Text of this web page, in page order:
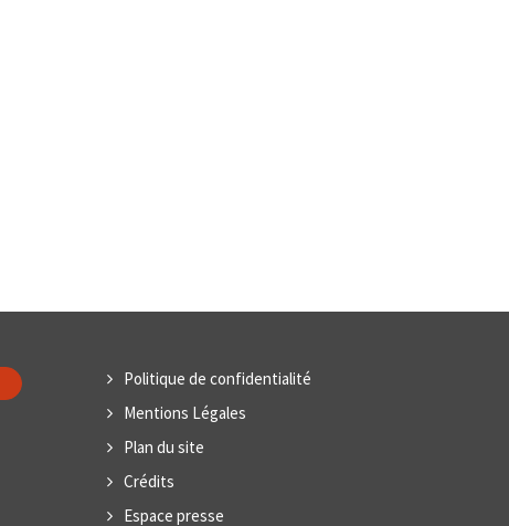
Politique de confidentialité
Mentions Légales
Plan du site
Crédits
Espace presse